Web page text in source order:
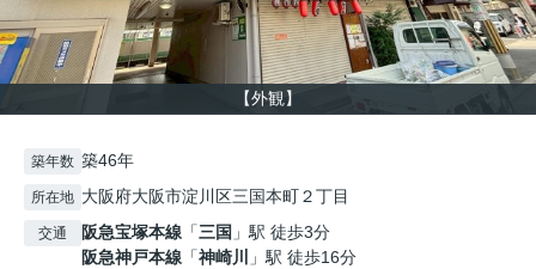
【外観】
築年数 築46年
所在地 大阪府大阪市淀川区三国本町２丁目
交通 阪急宝塚本線 「三国 」駅 徒歩3分
阪急神戸本線 「神崎川
」駅 徒歩16分